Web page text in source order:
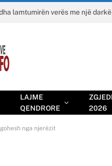
lamtumirën verës me një
LAJME
QENDRORE
2026
nga njerëzit